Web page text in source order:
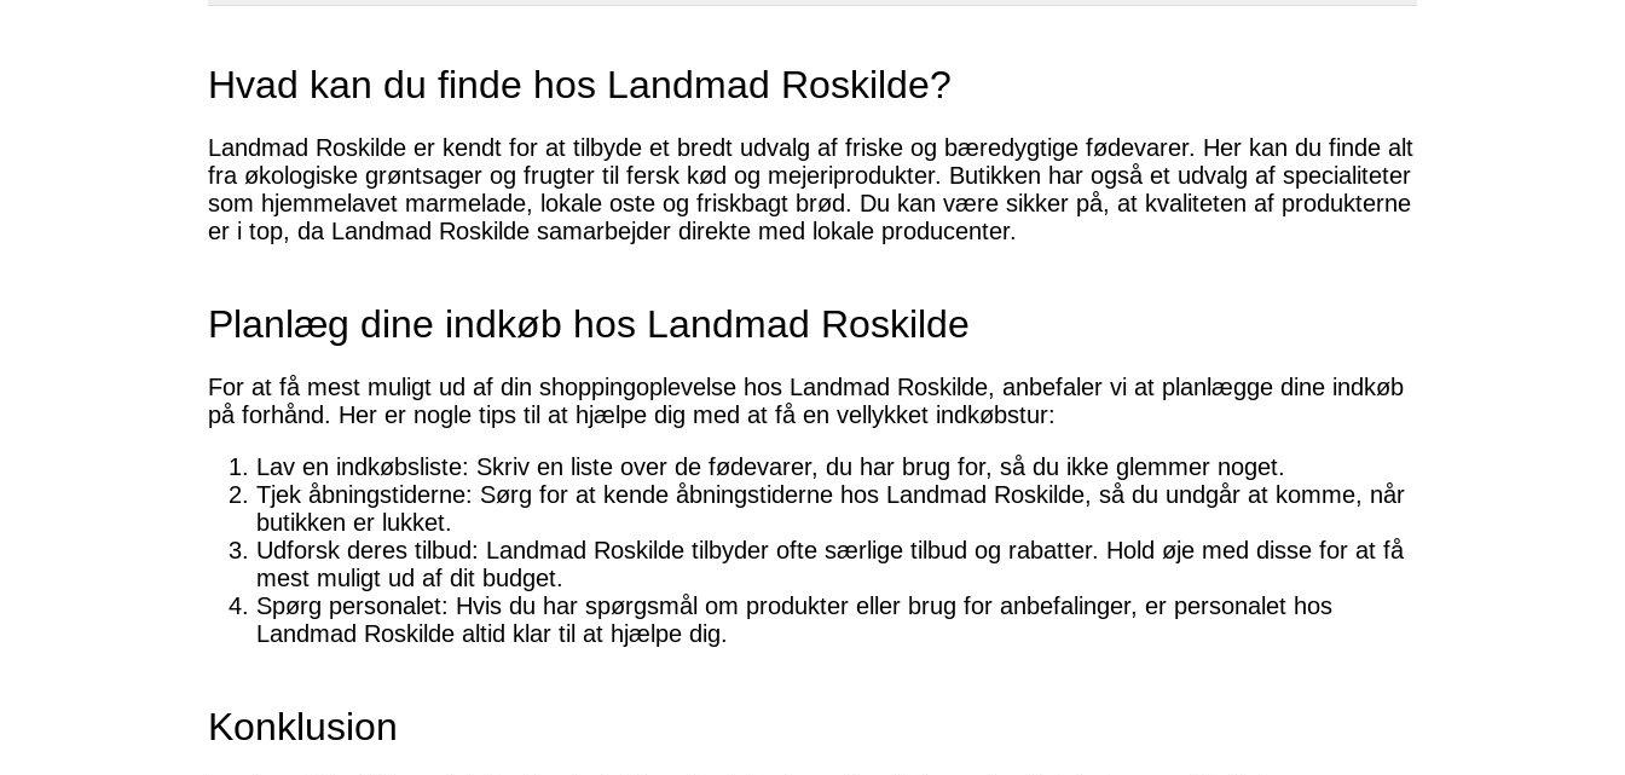
Hvad kan du finde hos Landmad Roskilde?
Landmad Roskilde er kendt for at tilbyde et bredt udvalg af friske og bæredygtige fødevarer. Her kan du finde alt
fra økologiske grøntsager og frugter til fersk kød og mejeriprodukter. Butikken har også et udvalg af specialiteter
som hjemmelavet marmelade, lokale oste og friskbagt brød. Du kan være sikker på, at kvaliteten af produkterne
er i top, da Landmad Roskilde samarbejder direkte med lokale producenter.
Planlæg dine indkøb hos Landmad Roskilde
For at få mest muligt ud af din shoppingoplevelse hos Landmad Roskilde, anbefaler vi at planlægge dine indkøb
på forhånd. Her er nogle tips til at hjælpe dig med at få en vellykket indkøbstur:
Lav en indkøbsliste: Skriv en liste over de fødevarer, du har brug for, så du ikke glemmer noget.
Tjek åbningstiderne: Sørg for at kende åbningstiderne hos Landmad Roskilde, så du undgår at komme, når
butikken er lukket.
Udforsk deres tilbud: Landmad Roskilde tilbyder ofte særlige tilbud og rabatter. Hold øje med disse for at få
mest muligt ud af dit budget.
Spørg personalet: Hvis du har spørgsmål om produkter eller brug for anbefalinger, er personalet hos
Landmad Roskilde altid klar til at hjælpe dig.
Konklusion